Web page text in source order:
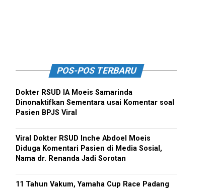
POS-POS TERBARU
Dokter RSUD IA Moeis Samarinda
Dinonaktifkan Sementara usai Komentar soal
Pasien BPJS Viral
Viral Dokter RSUD Inche Abdoel Moeis
Diduga Komentari Pasien di Media Sosial,
Nama dr. Renanda Jadi Sorotan
11 Tahun Vakum, Yamaha Cup Race Padang